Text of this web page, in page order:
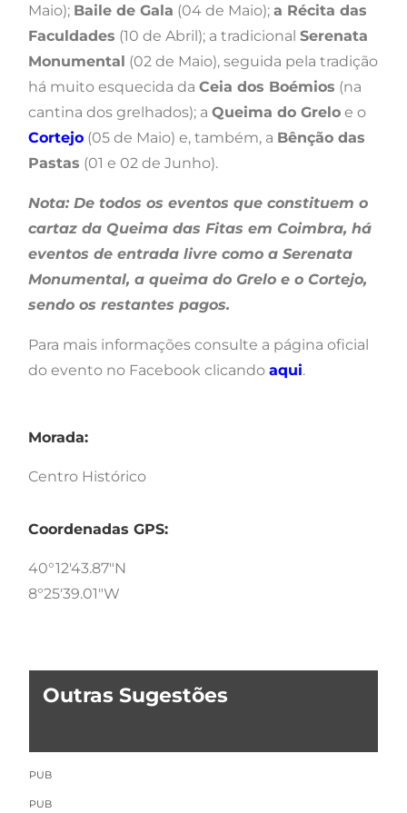
Maio); Baile de Gala (04 de Maio); a Récita das
Faculdades (10 de Abril); a tradicional Serenata
Monumental (02 de Maio), seguida pela tradição
há muito esquecida da Ceia dos Boémios (na
cantina dos grelhados); a Queima do Grelo e o
Cortejo (05 de Maio) e, também, a Bênção das
Pastas (01 e 02 de Junho).
Nota: De todos os eventos que constituem o
cartaz da Queima das Fitas em Coimbra, há
eventos de entrada livre como a Serenata
Monumental, a queima do Grelo e o Cortejo,
sendo os restantes pagos.
Para mais informações consulte a página oficial
do evento no Facebook clicando aqui.
Morada:
Centro Histórico
Coordenadas GPS:
40°12'43.87"N
8°25'39.01"W
Outras Sugestões
PUB
PUB